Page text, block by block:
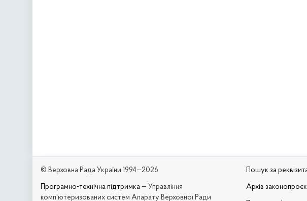
© Верховна Рада України 1994—2026
Програмно-технічна підтримка — Управління
комп'ютеризованих систем Апарату Верховної Ради
Пошук за
Архів